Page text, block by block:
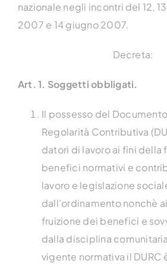
nazionale negli incontri del 12,
2007 e 14 giugno 2007.
Decreta:
Art. 1. Soggetti obbligati.
Il possesso del
Regolarità Contributiva
datori di lavoro ai fini della
benefici normativi e
lavoro e legislazione
dall’ordinamento nonchè
fruizione dei benefici e
dalla disciplina
vigente normativa il DURC